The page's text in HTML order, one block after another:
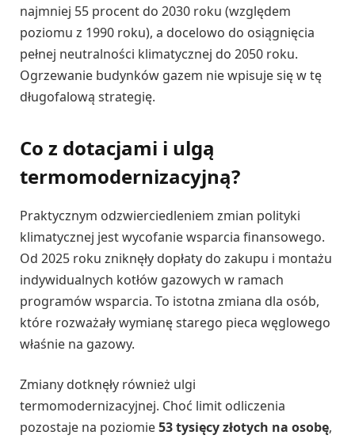
najmniej 55 procent do 2030 roku (względem
poziomu z 1990 roku), a docelowo do osiągnięcia
pełnej neutralności klimatycznej do 2050 roku.
Ogrzewanie budynków gazem nie wpisuje się w tę
długofalową strategię.
Co z dotacjami i ulgą
termomodernizacyjną?
Praktycznym odzwierciedleniem zmian polityki
klimatycznej jest wycofanie wsparcia finansowego.
Od 2025 roku zniknęły dopłaty do zakupu i montażu
indywidualnych kotłów gazowych w ramach
programów wsparcia. To istotna zmiana dla osób,
które rozważały wymianę starego pieca węglowego
właśnie na gazowy.
Zmiany dotknęły również ulgi
termomodernizacyjnej. Choć limit odliczenia
pozostaje na poziomie53 tysięcy złotych na osobę,